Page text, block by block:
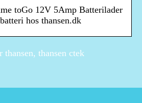
toGo 12V 5Amp Batterilader
hos thansen.dk
thansen ctek